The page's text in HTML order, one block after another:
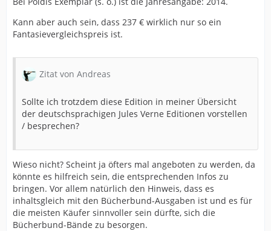
Kann aber auch sein, dass 237 € wirklich nur so ein
Fantasievergleichspreis ist.
Zitat von Andreas
Sollte ich trotzdem diese Edition in meiner Übersicht
der deutschsprachigen Jules Verne Editionen vorstellen
/ besprechen?
Wieso nicht? Scheint ja öfters mal angeboten zu werden, da
könnte es hilfreich sein, die entsprechenden Infos zu
bringen. Vor allem natürlich den Hinweis, dass es
inhaltsgleich mit den Bücherbund-Ausgaben ist und es für
die meisten Käufer sinnvoller sein dürfte, sich die
Bücherbund-Bände zu besorgen.